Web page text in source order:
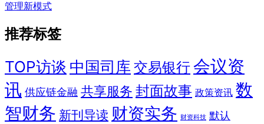
管理新模式
推荐标签
TOP访谈 中国司库 交易银行会议资
讯 供应链金融 共享服务 封面故事 政策资讯 数
智财务 新刊导读 财资实务 财资科技 默认